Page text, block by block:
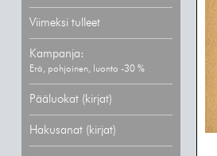
Viimeksi tulleet
Kampanja:
Erä, pohjoinen, luonto -30 %
Pääluokat (kirjat)
Hakusanat (kirjat)